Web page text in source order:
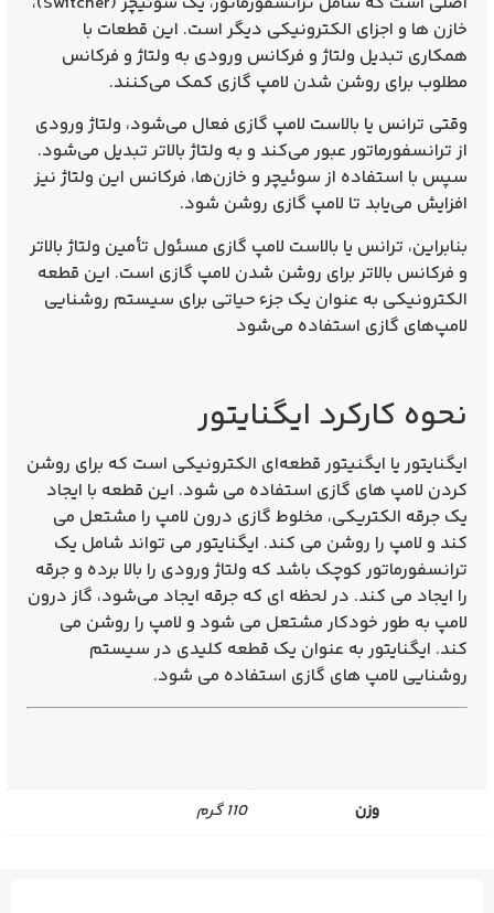
خازن‌ ها و اجزای الکترونیکی دیگر است. این قطعات با
همکاری تبدیل ولتاژ و فرکانس ورودی به ولتاژ و فرکانس
مطلوب برای روشن شدن لامپ گازی کمک می‌کنند.
وقتی ترانس یا بالاست لامپ گازی فعال می‌شود، ولتاژ ورودی
از ترانسفورماتور عبور می‌کند و به ولتاژ بالاتر تبدیل می‌شود.
سپس با استفاده از سوئیچر و خازن‌ها، فرکانس این ولتاژ نیز
افزایش می‌یابد تا لامپ گازی روشن شود.
بنابراین، ترانس یا بالاست لامپ گازی مسئول تأمین ولتاژ بالاتر
و فرکانس بالاتر برای روشن شدن لامپ گازی است. این قطعه
الکترونیکی به عنوان یک جزء حیاتی برای سیستم روشنایی
لامپ‌های گازی استفاده می‌شود
نحوه کارکرد ایگنایتور
ایگنایتور یا ایگنیتور قطعه‌ای الکترونیکی است که برای روشن
کردن لامپ‌ های گازی استفاده می شود. این قطعه با ایجاد
یک جرقه الکتریکی، مخلوط گازی درون لامپ را مشتعل می
کند و لامپ را روشن می‌ کند. ایگنایتور می‌ تواند شامل یک
ترانسفورماتور کوچک باشد که ولتاژ ورودی را بالا برده و جرقه
را ایجاد می‌ کند. در لحظه‌ ای که جرقه ایجاد می‌شود، گاز درون
لامپ به طور خودکار مشتعل می‌ شود و لامپ را روشن می‌
کند. ایگنایتور به عنوان یک قطعه کلیدی در سیستم
روشنایی لامپ‌ های گازی استفاده می‌ شود.
وزن 110 گرم